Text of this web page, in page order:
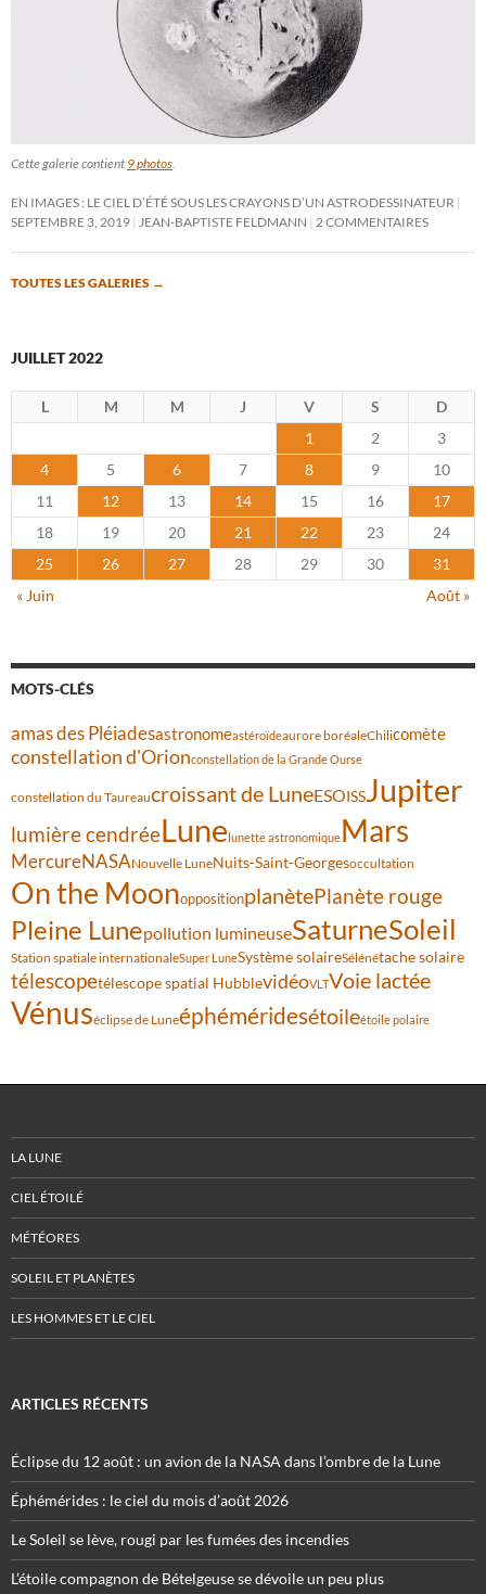
Cette galerie contient 9 photos
EN IMAGES : LE CIEL D’ÉTÉ SOUS LES CRAYONS D’UN ASTRODESSINATEUR
SEPTEMBRE 3, 2019
JEAN-BAPTISTE FELDMANN 2 COMMENTAIRES
TOUTES LES GALERIES →
JUILLET 2022
L M M J V S
D
1
2
3
4
5 6 7 8 9
10
11
12 13 14 15 16
17
18
19 20 21 22 23
24
25
26 27 28 29 30
31
« Juin
Août »
MOTS-CLÉS
amas des Pléiadesastronomeastéroïdeaurore boréaleChilicomète
constellation d'Orionconstellation de la Grande Ourse
constellation du Taureaucroissant de LuneESOISSJupiter
lumière cendréeLunelunette astronomiqueMars
MercureNASANouvelle LuneNuits-Saint-Georgesoccultation
On the MoonoppositionplanètePlanète rouge
Pleine Lunepollution lumineuseSaturneSoleil
Station spatiale internationaleSuper LuneSystème solaireSélénétache solaire
télescopetélescope spatial HubblevidéoVLTVoie lactée
Vénuséclipse de Luneéphéméridesétoileétoile polaire
LA LUNE
CIEL ÉTOILÉ
MÉTÉORES
SOLEIL ET PLANÈTES
LES HOMMES ET LE CIEL
ARTICLES RÉCENTS
Éclipse du 12 août : un avion de la NASA dans l’ombre de la Lune
Éphémérides : le ciel du mois d’août 2026
Le Soleil se lève, rougi par les fumées des incendies
L’étoile compagnon de Bételgeuse se dévoile un peu plus